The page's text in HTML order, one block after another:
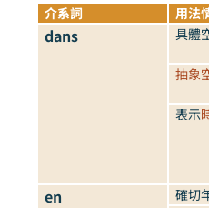
介系詞 用法
dans 具體
抽象
表示
en 確切